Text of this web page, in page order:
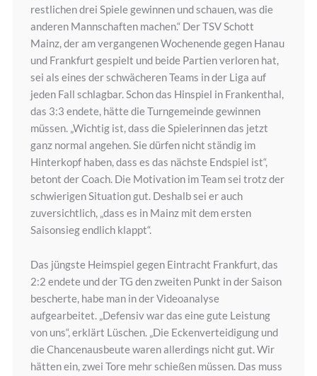
restlichen drei Spiele gewinnen und schauen, was die
anderen Mannschaften machen.“ Der TSV Schott
Mainz, der am vergangenen Wochenende gegen Hanau
und Frankfurt gespielt und beide Partien verloren hat,
sei als eines der schwächeren Teams in der Liga auf
jeden Fall schlagbar. Schon das Hinspiel in Frankenthal,
das 3:3 endete, hätte die Turngemeinde gewinnen
müssen. „Wichtig ist, dass die Spielerinnen das jetzt
ganz normal angehen. Sie dürfen nicht ständig im
Hinterkopf haben, dass es das nächste Endspiel ist“,
betont der Coach. Die Motivation im Team sei trotz der
schwierigen Situation gut. Deshalb sei er auch
zuversichtlich, „dass es in Mainz mit dem ersten
Saisonsieg endlich klappt“.
Das jüngste Heimspiel gegen Eintracht Frankfurt, das
2:2 endete und der TG den zweiten Punkt in der Saison
bescherte, habe man in der Videoanalyse
aufgearbeitet. „Defensiv war das eine gute Leistung
von uns“, erklärt Lüschen. „Die Eckenverteidigung und
die Chancenausbeute waren allerdings nicht gut. Wir
hätten ein, zwei Tore mehr schießen müssen. Das muss